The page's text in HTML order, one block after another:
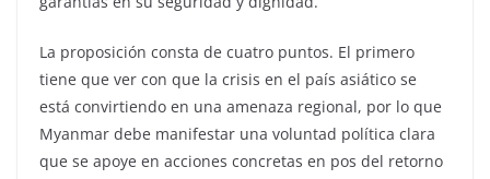
La proposición consta de cuatro puntos. El primero
tiene que ver con que la crisis en el país asiático se
está convirtiendo en una amenaza regional, por lo que
Myanmar debe manifestar una voluntad política clara
que se apoye en acciones concretas en pos del retorno